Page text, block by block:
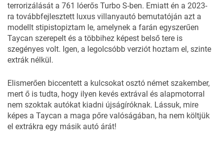
terrorizálását a 761 lóerős Turbo S-ben. Emiatt én a 2023-
ra továbbfejlesztett luxus villanyautó bemutatóján azt a
modellt stipistopiztam le, amelynek a farán egyszerűen
Taycan szerepelt és a többihez képest belső tere is
szegényes volt. Igen, a legolcsóbb verziót hoztam el, szinte
extrák nélkül.
Elismerően biccentett a kulcsokat osztó német szakember,
mert ő is tudta, hogy ilyen kevés extrával és alapmotorral
nem szoktak autókat kiadni újságíróknak. Lássuk, mire
képes a Taycan a maga pőre valóságában, ha nem költjük
el extrákra egy másik autó árát!